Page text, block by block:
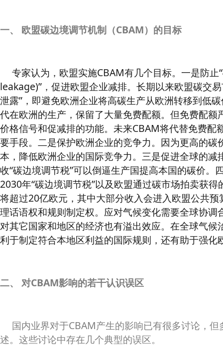
一、 欧盟碳边境调节机制（CBAM）的目标
专家认为，欧盟实施CBAM有几个目标。一是防
leakage)”，促进欧盟企业减排。长期以来欧盟碳交
泄露”，即避免欧洲企业将高碳生产从欧洲转移到低
代在欧洲的生产，保留了大量免费配额。但免费配额
价格信号和促减排的功能。未来CBAM将代替免费配
要手段。二是保护欧洲企业的竞争力。因为更高的碳
本，降低欧洲企业的国际竞争力。三是促进全球的减
收“碳边境调节税”可以倒逼生产国提高本国的碳价。
2030年“碳边境调节税”以及欧盟通过碳市场拍卖获
将超过20亿欧元，其中大部分收入会进入欧盟公共
理话语权和规则制定权。应对气候变化需要全球协调
对其它国家和地区的经济也有溢出效应。在全球气候
利于制定符合本地区利益的国际规则，还有助于强化
二、 对CBAM影响的若干认识误区
国内业界对于CBAM产生的影响已有很多讨论，
述。这些讨论中存在几个典型的误区。